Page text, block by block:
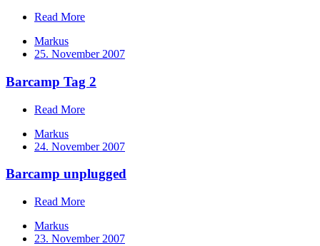
Read More
Markus
25. November 2007
Barcamp Tag 2
Read More
Markus
24. November 2007
Barcamp unplugged
Read More
Markus
23. November 2007